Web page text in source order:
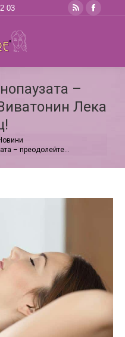
03
Rss
new new
–
Лека
– преодолейте…